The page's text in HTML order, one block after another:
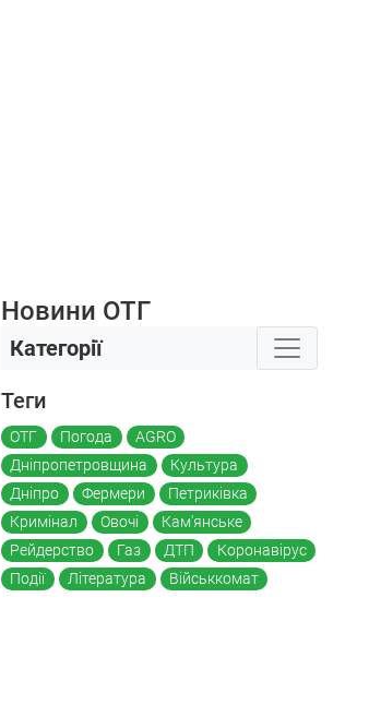
Новини ОТГ
Категорії
Теги
ОТГ Погода
AGRO
Дніпропетровщина
Культура
Дніпро
Фермери
Петриківка
Кримінал
Овочі
Кам'янське
Рейдерство
Газ ДТП
Коронавірус
Події
Література Військкомат